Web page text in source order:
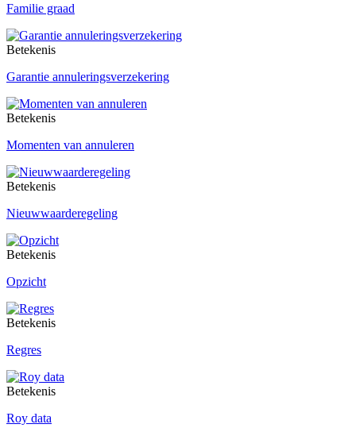
Familie graad
Betekenis
Garantie annuleringsverzekering
Betekenis
Momenten van annuleren
Betekenis
Nieuwwaarderegeling
Betekenis
Opzicht
Betekenis
Regres
Betekenis
Roy data